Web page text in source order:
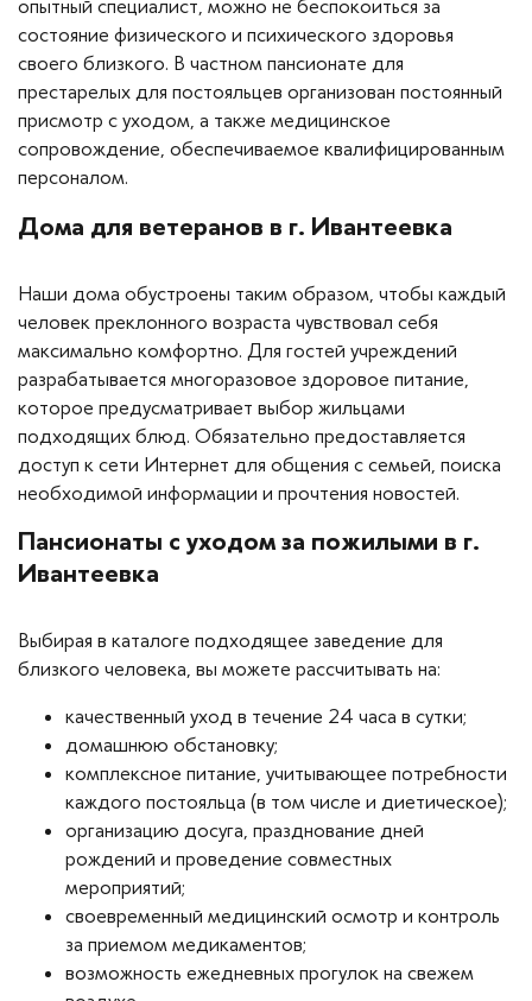
Медицинское обслуживание
Круглосуточный уход 24/7(1)
Медицинское и специальное оборудование (1)
5 звезд (1)
Шоссе
Фряновское шоссе(1)
Ярославское (1)
Особенности
4-х местная комната(1)
2-х местная комната(1)
Для проживания(1)
Недорого(1)
Расположение
Ближайшее Подмосковье
Московская область(1)
опытный специалист, можно не беспокоиться за
состояние физического и психического здоровья
своего близкого. В частном пансионате для
престарелых для постояльцев организован постоянный
присмотр с уходом, а также медицинское
сопровождение, обеспечиваемое квалифицированным
персоналом.
Дома для ветеранов в г. Ивантеевка
Наши дома обустроены таким образом, чтобы каждый
человек преклонного возраста чувствовал себя
максимально комфортно. Для гостей учреждений
разрабатывается многоразовое здоровое питание,
которое предусматривает выбор жильцами
подходящих блюд. Обязательно предоставляется
доступ к сети Интернет для общения с семьей, поиска
необходимой информации и прочтения новостей.
Пансионаты с уходом за пожилыми в г.
Ивантеевка
Выбирая в каталоге подходящее заведение для
близкого человека, вы можете рассчитывать на:
качественный уход в течение 24 часа в сутки;
домашнюю обстановку;
комплексное питание, учитывающее потребности
каждого постояльца (в том числе и диетическое);
организацию досуга, празднование дней
рождений и проведение совместных
мероприятий;
своевременный медицинский осмотр и контроль
за приемом медикаментов;
возможность ежедневных прогулок на свежем